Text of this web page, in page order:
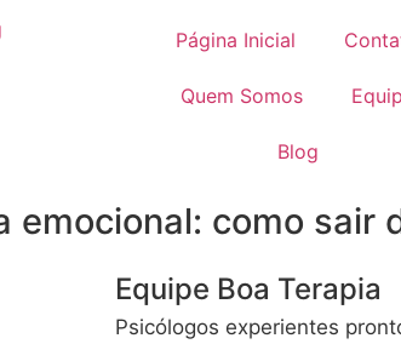
Página Inicial
Quem Somos
Blog
emocional: como sair
Equipe Boa Terapia
Psicólogos experientes